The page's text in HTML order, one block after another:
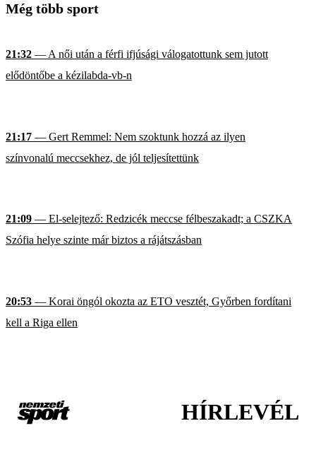
Még több sport
21:32 — A női után a férfi ifjúsági válogatottunk sem jutott
elődöntőbe a kézilabda-vb-n
21:17 — Gert Remmel: Nem szoktunk hozzá az ilyen
színvonalú meccsekhez, de jól teljesítettünk
21:09 — El-selejtező: Redzicék meccse félbeszakadt; a CSZKA
Szófia helye szinte már biztos a rájátszásban
20:53 — Korai öngól okozta az ETO vesztét, Győrben fordítani
kell a Riga ellen
HÍRLEVÉL